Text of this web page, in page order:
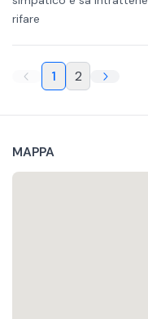
rifare
1 2
MAPPA